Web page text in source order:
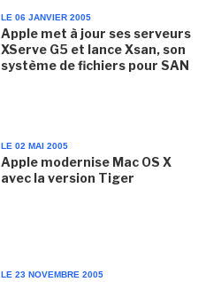
LE 06 JANVIER 2005
Apple met à jour ses serveurs
XServe G5 et lance Xsan, son
système de fichiers pour SAN
LE 02 MAI 2005
Apple modernise Mac OS X
avec la version Tiger
LE 23 NOVEMBRE 2005